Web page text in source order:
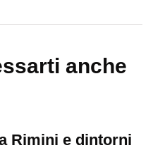
anche
Rimini e dintorni